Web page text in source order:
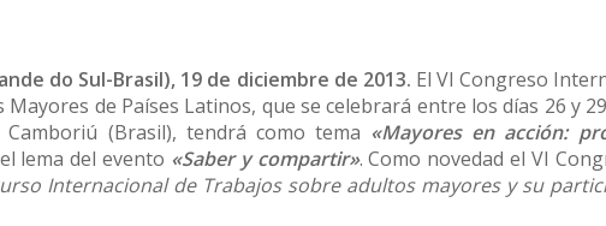
do Sul-Brasil), 19 de diciembre de 2013. El VI Congreso
Mayores de Países Latinos, que se celebrará entre los días 26 y
(Brasil), tendrá como tema «Mayores en acción:
lema del evento «Saber y compartir». Como novedad el VI
Internacional de Trabajos sobre adultos mayores y su